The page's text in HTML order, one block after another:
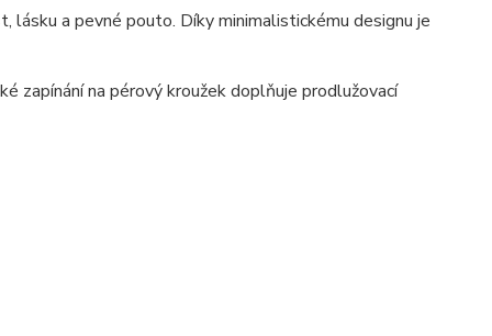
a pevné pouto. Díky minimalistickému designu je
zapínání na pérový kroužek doplňuje prodlužovací